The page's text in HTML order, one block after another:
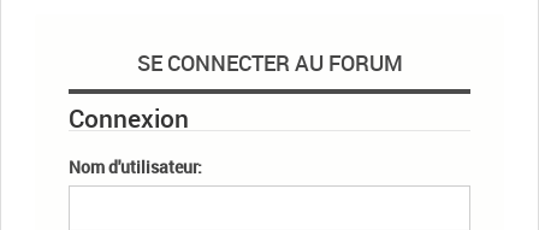
SE CONNECTER AU FORUM
Connexion
Nom d'utilisateur: